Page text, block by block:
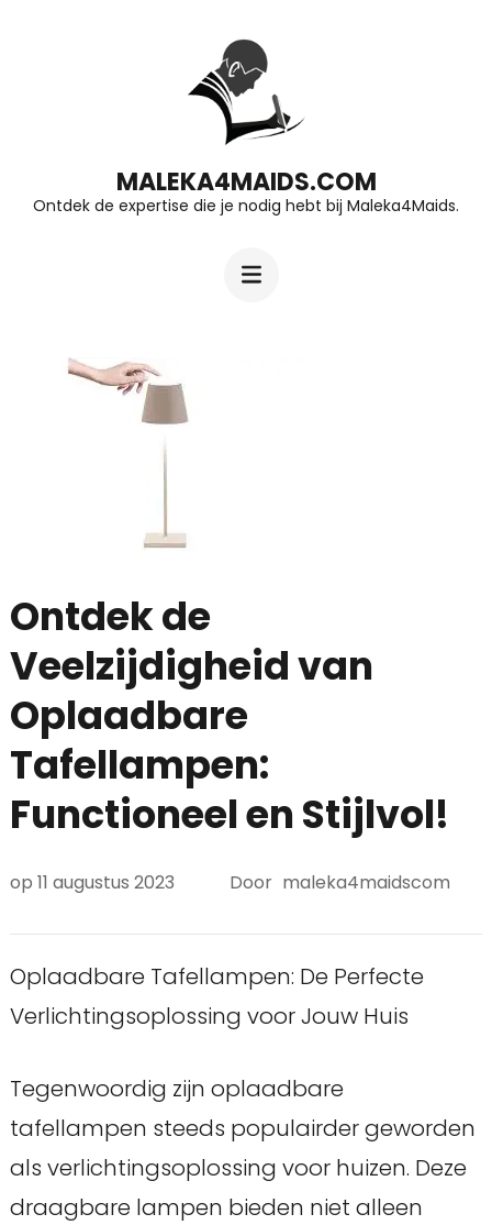
Enter)
MALEKA4MAIDS.COM
Ontdek de expertise die je nodig hebt bij Maleka4Maids.
Ontdek de
Veelzijdigheid van
Oplaadbare
Tafellampen:
Functioneel en Stijlvol!
op 11 augustus 2023 Door maleka4maidscom
Oplaadbare Tafellampen: De Perfecte
Verlichtingsoplossing voor Jouw Huis
Tegenwoordig zijn oplaadbare
tafellampen steeds populairder geworden
als verlichtingsoplossing voor huizen. Deze
draagbare lampen bieden niet alleen